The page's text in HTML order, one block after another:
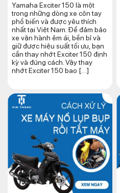
Yamaha Exciter 150 là một
trong những dòng xe côn tay
phổ biến và được yêu thích
nhất tại Việt Nam. Để đảm bảo
xe vận hành êm ái, bền bỉ và
giữ được hiệu suất tối ưu, bạn
cần thay nhớt Exciter 150 định
kỳ và đúng cách. Vậy thay
nhớt Exciter 150 bao […]